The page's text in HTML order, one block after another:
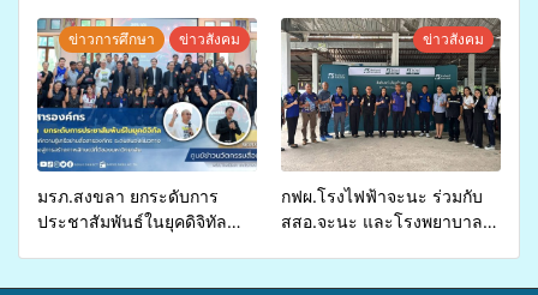
สุขภาพแก่ประชาชนในพื้นที่
อำเภอจะนะ
จ่ายงบกองทุนสุขภาพตำบล
รองรับการจัดบริการพาหนะรับ
ส่งผู้ทุพพลภาพเพื่อเข้ารับ
บริการสาธารณสุข ลดความ
เหลื่อมล้ำ ยกระดับคุณภาพ
ชีวิตประชาชนอย่างยั่งยืน
ข่าวการศึกษา ข่าวสังคม
มรภ.สงขลา ยกระดับการ
ประชาสัมพันธ์ในยุคดิจิทัล
ข่าวสังคม
กฟผ.โรงไฟฟ้าจะนะ ร่วมกับ
สสอ.จะนะ และโรงพยาบาล